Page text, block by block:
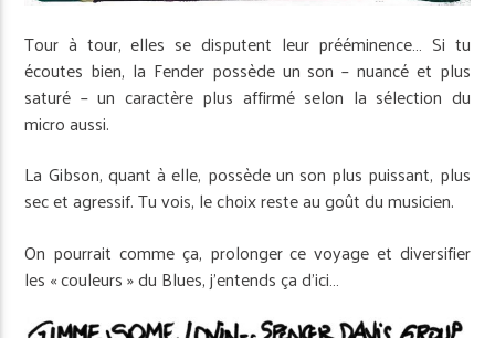
Tour à tour, elles se disputent leur prééminence… Si tu
écoutes bien, la Fender possède un son – nuancé et plus
saturé – un caractère plus affirmé selon la sélection du
micro aussi.
La Gibson, quant à elle, possède un son plus puissant, plus
sec et agressif. Tu vois, le choix reste au goût du musicien.
On pourrait comme ça, prolonger ce voyage et diversifier
les « couleurs » du Blues, j’entends ça d’ici…